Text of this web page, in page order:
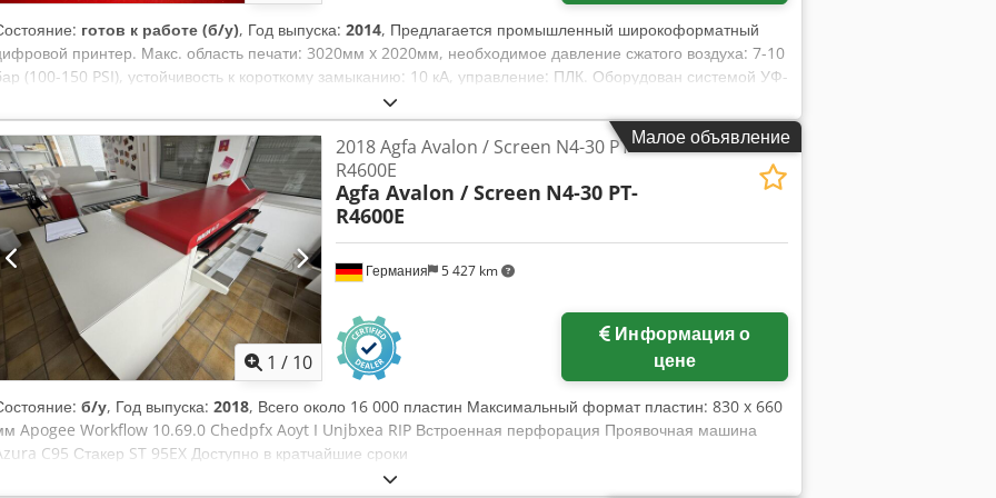
готов к работе (б/у), Год выпуска: 2014, Предлагается промышленный широкоформатный
принтер. Макс. область печати: 3020мм x 2020мм, необходимое давление сжатого воздуха: 7-10
(100-150 PSI), устойчивость к короткому замыканию: 10 кА, управление: ПЛК. Оборудован системой УФ-
отверждения, вакуумным столом. Вес: около 3750 кг, габаритные размеры (Д/Ш/В): около
2900мм/1550мм. Осмотр возможен по договоренности. Chsdpfxszcfibj Abxoa
Малое объявление
1 / 10
Германия 5 427 km
2018 Agfa Avalon / Screen N4-30 PT-
R4600E
Agfa Avalon / Screen N4-30 PT-
R4600E
цене
б/у, Год выпуска: 2018, Всего около 16 000 пластин Максимальный формат пластин: 830 x 660
Apogee Workflow 10.69.0 Chedpfx Aoyt I Unjbxea RIP Встроенная перфорация Проявочная машина
C95 Стакер ST 95EX Доступно в кратчайшие сроки